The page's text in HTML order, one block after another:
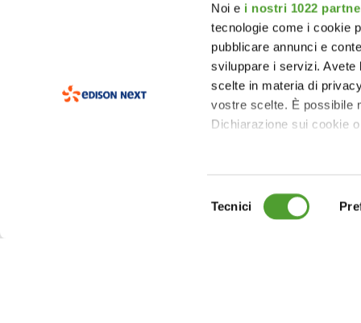
Noi e i nostri 1022
tecnologie come i cookie
pubblicare annunci e
sviluppare i servizi.
scelte in materia di
vostre scelte. È possibile
Dichiarazione sui cookie
metro,
Identificare il tuo
del
Tecnici